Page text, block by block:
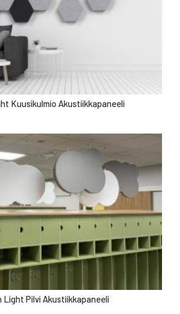
Kuusikulmio Akustiikkapaneeli
Light Pilvi Akustiikkapaneeli